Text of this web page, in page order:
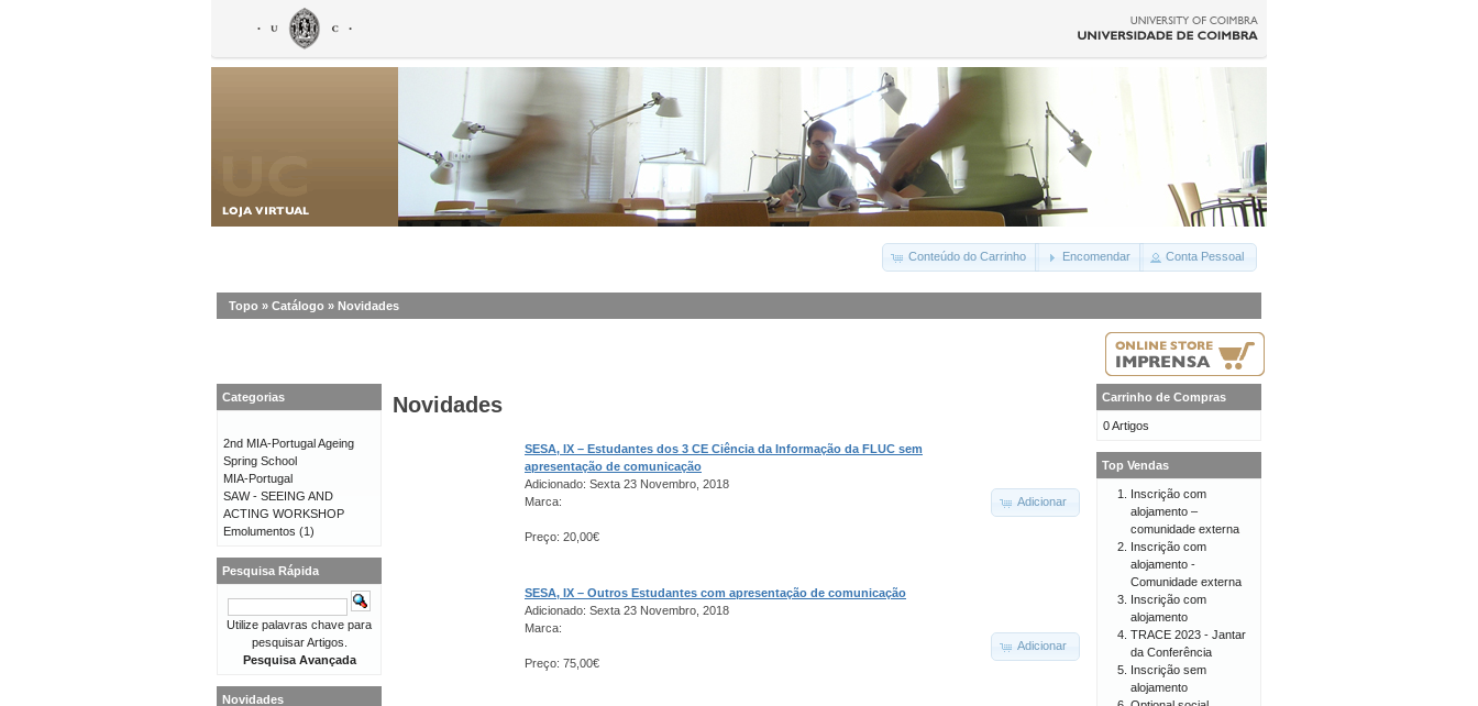
Conteúdo do Carrinho Encomendar Conta Pessoal
Topo » Catálogo » Novidades
Novidades
SESA, IX – Estudantes dos 3 CE Ciência da Informação da FLUC sem
apresentação de comunicação
Adicionado: Sexta 23 Novembro, 2018
Marca:
Preço: 20,00€
Adicionar
SESA, IX – Outros Estudantes com apresentação de comunicação
Adicionado: Sexta 23 Novembro, 2018
Marca:
Preço: 75,00€
Adicionar
Categorias
2nd MIA-Portugal Ageing
Spring School
MIA-Portugal
SAW - SEEING AND
ACTING WORKSHOP
Emolumentos (1)
Pesquisa Rápida
Utilize palavras chave para
pesquisar Artigos.
Pesquisa Avançada
Novidades
Carrinho de Compras
0 Artigos
Top Vendas
Inscrição com
alojamento –
comunidade externa
Inscrição com
alojamento -
Comunidade externa
Inscrição com
alojamento
TRACE 2023 - Jantar
da Conferência
Inscrição sem
alojamento